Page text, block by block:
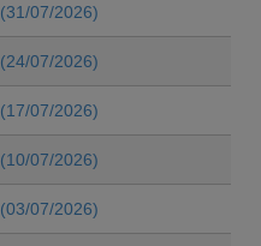
(31/07/2026)
(24/07/2026)
(17/07/2026)
(10/07/2026)
(03/07/2026)